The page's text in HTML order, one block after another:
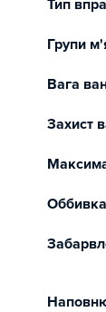
Тип
Групи
Вага
Захист
Оббивка